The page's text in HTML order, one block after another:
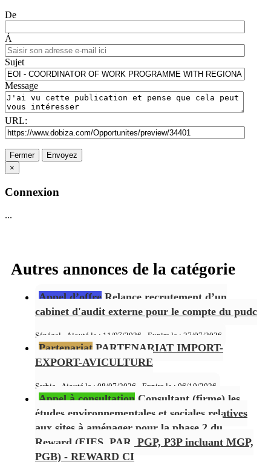
De
Á
Sujet
Message
URL:
Fermer
Envoyez
×
Connexion
...
Autres annonces de la catégorie
Appel d’offre Relance recrutement d’un
cabinet d'audit externe pour le compte du pudc
Sénégal - Ajouté le : 11/07/2026 - Expire le : 27/07/2026
Partenariat PARTENARIAT IMPORT-
EXPORT-AVICULTURE
Serbie - Ajouté le : 08/07/2026 - Expire le : 06/10/2026
Appel à consultation Consultant (firme) les
études environnementales et sociales relatives
aux sites à aménager pour la phase 2 du
Reward (EIES, PAR, PGP, P3P incluant MGP,
PGB) - REWARD CI